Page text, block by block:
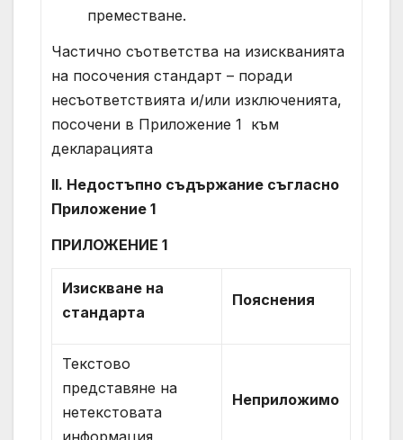
преместване.
Частично съответства на изискванията
на посочения стандарт – поради
несъответствията и/или изключенията,
посочени в Приложение 1 към
декларацията
II. Недостъпно съдържание съгласно
Приложение 1
ПРИЛОЖЕНИЕ 1
Изискване на
стандарта
Пояснения
Текстово
представяне на
нетекстовата
Неприложимо